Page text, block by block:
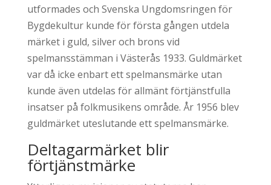
utformades och Svenska Ungdomsringen för
Bygdekultur kunde för första gången utdela
märket i guld, silver och brons vid
spelmansstämman i Västerås 1933. Guldmärket
var då icke enbart ett spelmansmärke utan
kunde även utdelas för allmänt förtjänstfulla
insatser på folkmusikens område. År 1956 blev
guldmärket uteslutande ett spelmansmärke.
Deltagarmärket blir
förtjänstmärke